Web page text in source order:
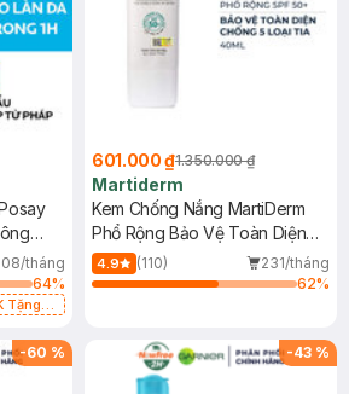
tháng
64%
Tặng
601.000 ₫1.350.000 ₫
Martiderm
Kem Chống Nắng MartiDerm
Phổ Rộng Bảo Vệ Toàn Diện
40ml
4.9 (110)
231/tháng
62%
-60 % -43 %